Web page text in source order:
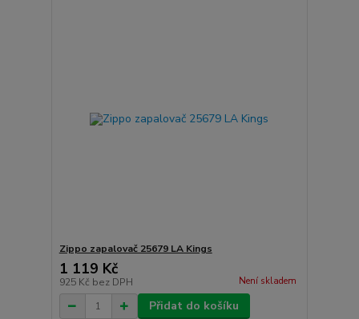
Zippo zapalovač 25679 LA Kings
1 119 Kč
925 Kč bez DPH Není skladem
Přidat do košíku